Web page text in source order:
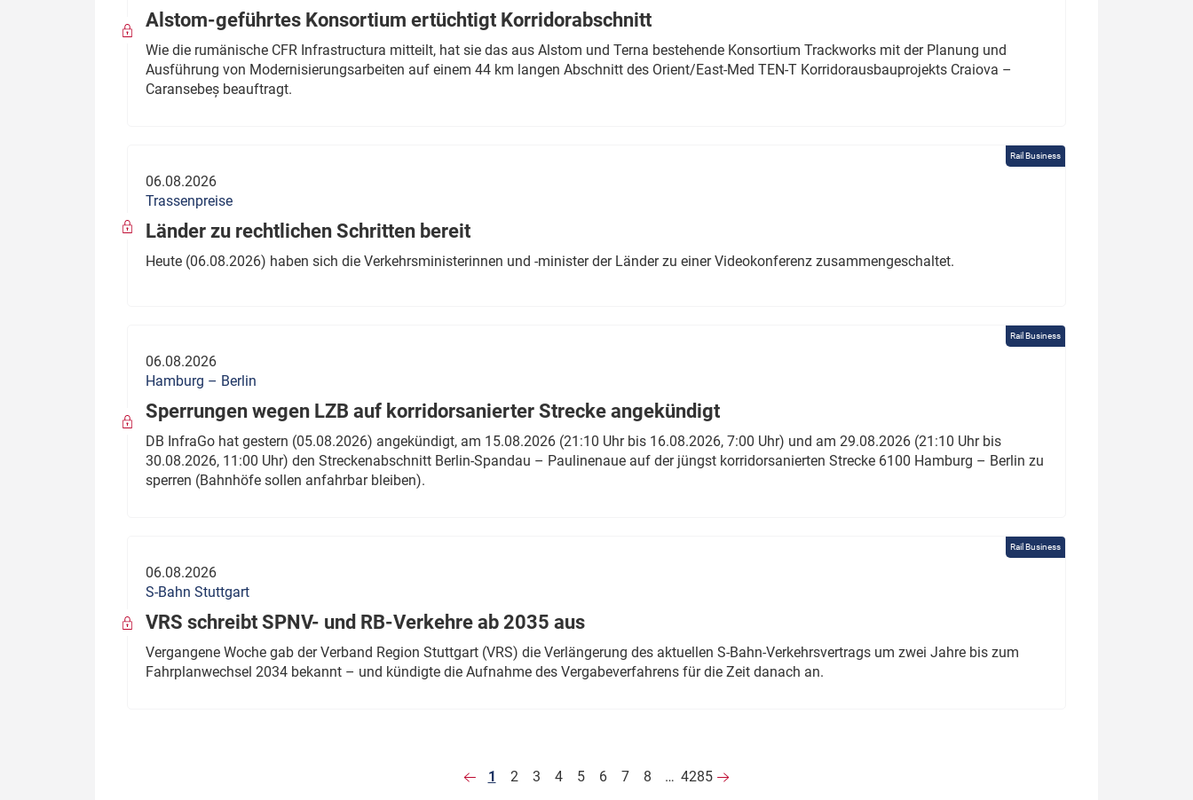
Alstom-geführtes Konsortium ertüchtigt Korridorabschnitt
Wie die rumänische CFR Infrastructura mitteilt, hat sie das aus Alstom und Terna bestehende Konsortium Trackworks mit der Planung und
Ausführung von Modernisierungsarbeiten auf einem 44 km langen Abschnitt des Orient/East-Med TEN-T Korridorausbauprojekts Craiova –
Caransebeș beauftragt.
Rail Business
06.08.2026
Trassenpreise
Länder zu rechtlichen Schritten bereit
Heute (06.08.2026) haben sich die Verkehrsministerinnen und -minister der Länder zu einer Videokonferenz zusammengeschaltet.
Rail Business
06.08.2026
Hamburg – Berlin
Sperrungen wegen LZB auf korridorsanierter Strecke angekündigt
DB InfraGo hat gestern (05.08.2026) angekündigt, am 15.08.2026 (21:10 Uhr bis 16.08.2026, 7:00 Uhr) und am 29.08.2026 (21:10 Uhr bis
30.08.2026, 11:00 Uhr) den Streckenabschnitt Berlin-Spandau – Paulinenaue auf der jüngst korridorsanierten Strecke 6100 Hamburg – Berlin zu
sperren (Bahnhöfe sollen anfahrbar bleiben).
Rail Business
06.08.2026
S-Bahn Stuttgart
VRS schreibt SPNV- und RB-Verkehre ab 2035 aus
Vergangene Woche gab der Verband Region Stuttgart (VRS) die Verlängerung des aktuellen S-Bahn-Verkehrsvertrags um zwei Jahre bis zum
Fahrplanwechsel 2034 bekannt – und kündigte die Aufnahme des Vergabeverfahrens für die Zeit danach an.
1 2 3 4 5 6 7 8 … 4285